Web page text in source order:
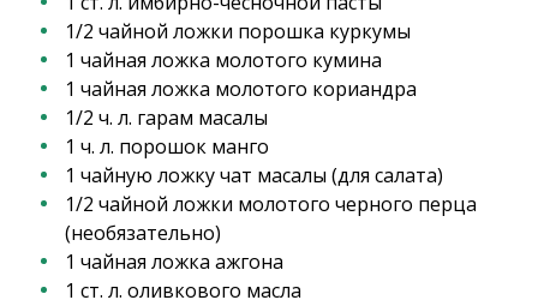
1/2 чайной ложки порошка куркумы
1 чайная ложка молотого кумина
1 чайная ложка молотого кориандра
1/2 ч. л. гарам масалы
1 ч. л. порошок манго
1 чайную ложку чат масалы (для салата)
1/2 чайной ложки молотого черного перца
(необязательно)
1 чайная ложка ажгона
1 ст. л. оливкового масла